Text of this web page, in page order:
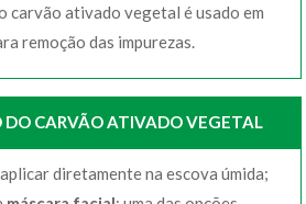
carvão ativado vegetal é usado em
remoção das impurezas.
DO CARVÃO ATIVADO VEGETAL
diretamente na escova úmida;